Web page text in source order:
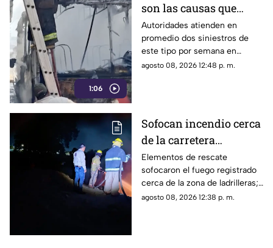
1:06
son las causas que
provocan incendios en
vehículos
Autoridades atienden en
promedio dos siniestros de
este tipo por semana en
Torreón. La falta de
agosto 08, 2026 12:48 p. m.
Sofocan incendio cerca
de la carretera
Matamoros-Torreón:
IMÁGENES
Elementos de rescate
sofocaron el fuego registrado
cerca de la zona de ladrilleras;
no se reportaron personas
agosto 08, 2026 12:38 p. m.